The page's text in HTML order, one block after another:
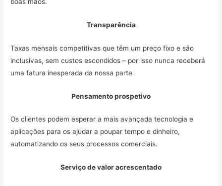
Transparência
Taxas mensais competitivas que têm um preço fixo e são
inclusivas, sem custos escondidos – por isso nunca receberá
uma fatura inesperada da nossa parte
Pensamento prospetivo
Os clientes podem esperar a mais avançada tecnologia e
aplicações para os ajudar a poupar tempo e dinheiro,
automatizando os seus processos comerciais.
Serviço de valor acrescentado